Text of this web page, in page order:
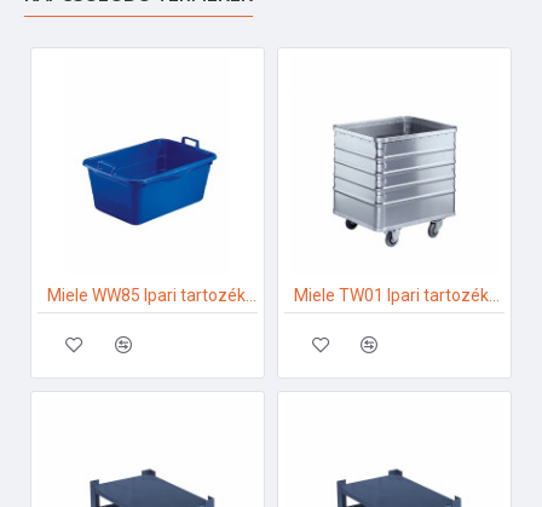
Miele WW85 Ipari tartozékok Miele TW01 Ipari tartozékok